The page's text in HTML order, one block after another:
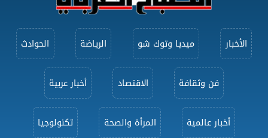
الأخبار ميديا وتوك شو الرياضة الحوادث
فن وثقافة الاقتصاد أخبار عربية
أخبار عالمية المرأة والصحة تكنولوجيا